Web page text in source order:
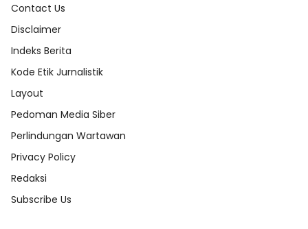
Contact Us
Disclaimer
Indeks Berita
Kode Etik Jurnalistik
Layout
Pedoman Media Siber
Perlindungan Wartawan
Privacy Policy
Redaksi
Subscribe Us